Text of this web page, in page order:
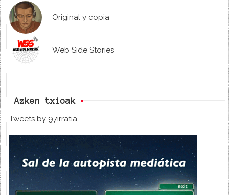
Original y copia
Web Side Stories
Azken txioak
Tweets by 97irratia